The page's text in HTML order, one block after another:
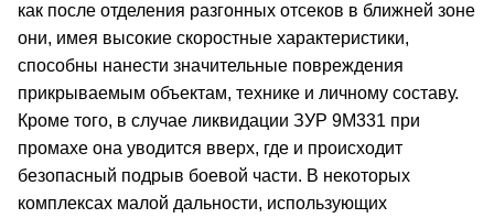
как после отделения разгонных отсеков в ближней зоне
они, имея высокие скоростные характеристики,
способны нанести значительные повреждения
прикрываемым объектам, технике и личному составу.
Кроме того, в случае ликвидации ЗУР 9М331 при
промахе она уводится вверх, где и происходит
безопасный подрыв боевой части. В некоторых
комплексах малой дальности, использующих